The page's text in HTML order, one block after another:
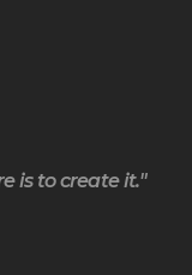
is to create it."